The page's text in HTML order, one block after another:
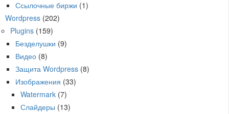
Ссылочные биржи (1)
Wordpress (202)
Plugins (159)
Безделушки (9)
Видео (8)
Защита Wordpress (8)
Изображения (33)
Watermark (7)
Слайдеры (13)